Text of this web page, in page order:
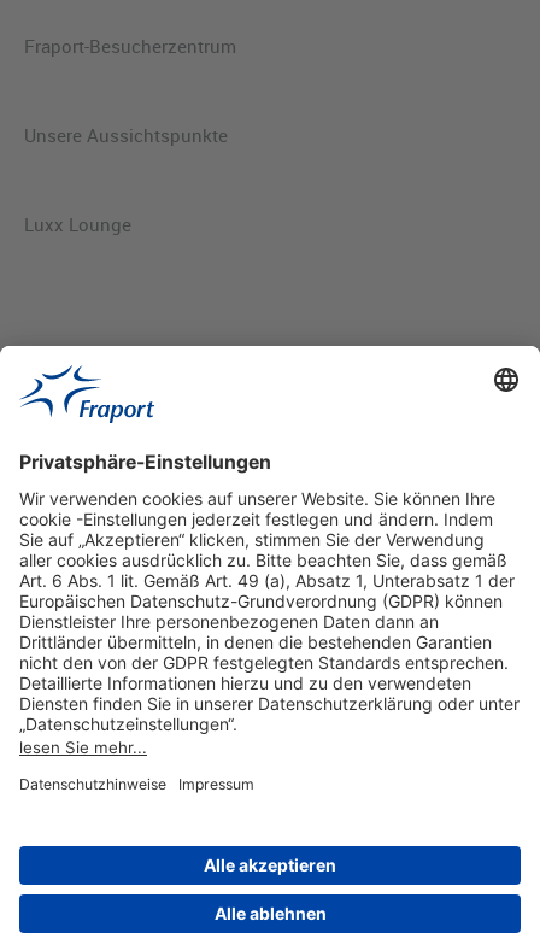
Fraport-Besucherzentrum
Unsere Aussichtspunkte
Luxx Lounge
Hilfreiche Links
Online einkaufen & buchen
Über uns